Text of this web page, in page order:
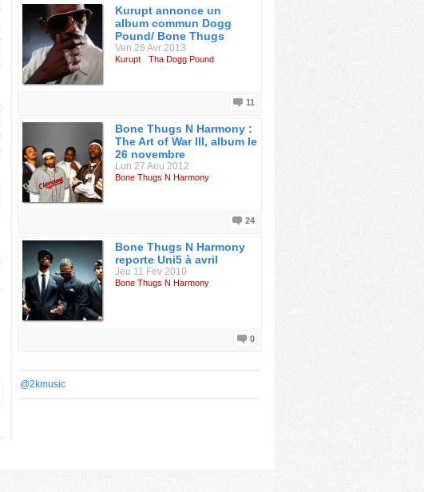
Kurupt annonce un
album commun Dogg
Pound/ Bone Thugs
Ven 26 Avr 2013
Kurupt Tha Dogg Pound
11
Bone Thugs N Harmony :
The Art of War III, album le
26 novembre
Lun 27 Aou 2012
Bone Thugs N Harmony
24
Bone Thugs N Harmony
reporte Uni5 à avril
Jeu 11 Fev 2010
Bone Thugs N Harmony
0
@2kmusic